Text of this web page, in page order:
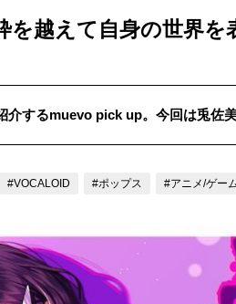
#HR/HM #女性シンガー #ヒップホ
越えて自身の世界を
介するmuevo pick up。今回は兎佐
#VOCALOID #ポップス #アニメ/ゲー